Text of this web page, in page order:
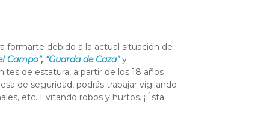
formarte debido a la actual situación de
Campo”, “Guarda de Caza” y
de estatura, a partir de los 18 años
de seguridad, podrás trabajar vigilando
etc. Evitando robos y hurtos. ¡Ésta